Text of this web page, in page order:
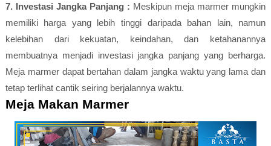
7. Investasi Jangka Panjang : Meskipun meja marmer mungkin
memiliki harga yang lebih tinggi daripada bahan lain, namun
kelebihan dari kekuatan, keindahan, dan ketahanannya
membuatnya menjadi investasi jangka panjang yang berharga.
Meja marmer dapat bertahan dalam jangka waktu yang lama dan
tetap terlihat cantik seiring berjalannya waktu.
Meja Makan Marmer